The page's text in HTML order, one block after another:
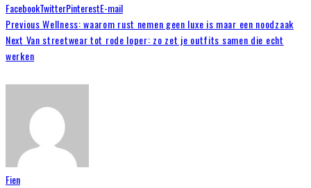
FacebookTwitterPinterestE-mail
PreviousWellness: waarom rust nemen geen luxe is maar een noodzaak
Next Van streetwear tot rode loper: zo zet je outfits samen die echt
werken
Fien